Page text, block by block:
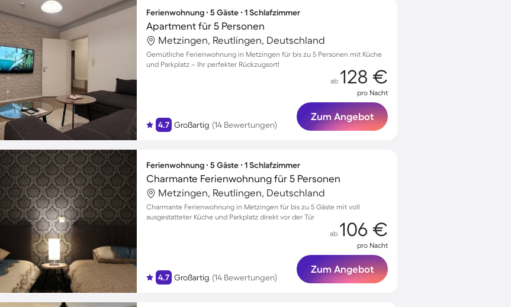
Ferienwohnung ∙ 5 Gäste ∙ 1 Schlafzimmer
Apartment für 5 Personen
Metzingen, Reutlingen, Deutschland
Gemütliche Ferienwohnung in Metzingen für bis zu 5 Personen mit Küche
und Parkplatz – Ihr perfekter Rückzugsort!
4.7 Großartig (14 Bewertungen)
ab 128 €
pro Nacht
Zum Angebot
Ferienwohnung ∙ 5 Gäste ∙ 1 Schlafzimmer
Charmante Ferienwohnung für 5 Personen
Metzingen, Reutlingen, Deutschland
Charmante Ferienwohnung in Metzingen für bis zu 5 Gäste mit voll
ausgestatteter Küche und Parkplatz direkt vor der Tür
4.7 Großartig (14 Bewertungen)
ab 106 €
pro Nacht
Zum Angebot